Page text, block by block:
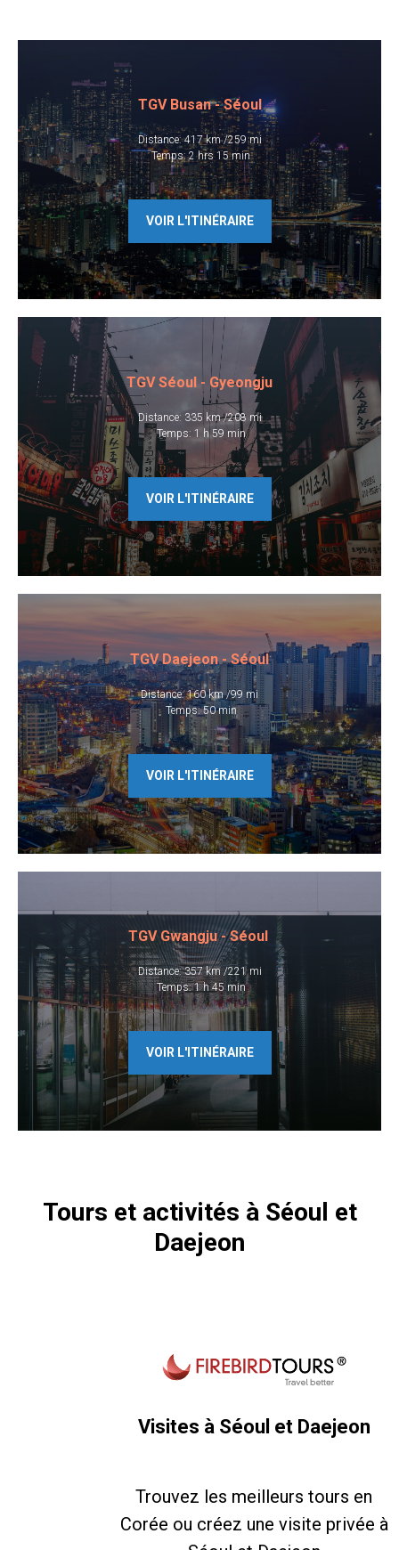
TGV Busan - Séoul
Distance: 417 km /259 mi
​ Temps: 2 hrs 15 min
VOIR L'ITINÉRAIRE
TGV Séoul - Gyeongju
Distance: 335 km /208 mi
​ Temps: 1 h 59 min
VOIR L'ITINÉRAIRE
TGV Daejeon - Séoul
Distance: 160 km /99 mi
​ Temps: 50 min
VOIR L'ITINÉRAIRE
TGV Gwangju - Séoul
Distance: 357 km /221 mi
​ Temps: 1 h 45 min
VOIR L'ITINÉRAIRE
Tours et activités à Séoul et
Daejeon
Visites à Séoul et Daejeon
Trouvez les meilleurs tours en
Corée ou créez une visite privée à